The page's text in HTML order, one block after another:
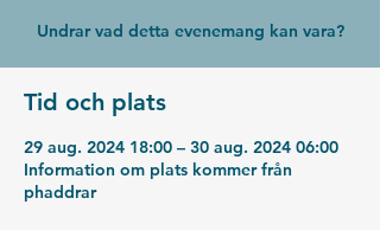
Undrar vad detta evenemang kan vara?
Tid och plats
29 aug. 2024 18:00 – 30 aug. 2024 06:00
Information om plats kommer från
phaddrar